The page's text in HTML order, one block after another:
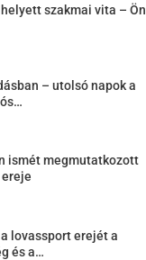
szakmai vita – Ön
– utolsó napok a
ismét megmutatkozott
lovassport erejét a
és a…